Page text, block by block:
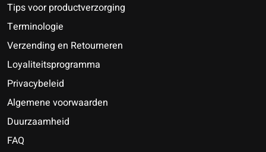
Tips voor productverzorging
Terminologie
Verzending en Retourneren
Loyaliteitsprogramma
Privacybeleid
Algemene voorwaarden
Duurzaamheid
FAQ